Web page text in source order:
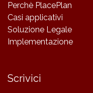
Perchè PlacePlan
Casi applicativi
Soluzione Legale
Implementazione
Scrivici